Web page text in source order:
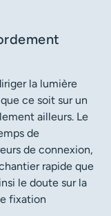
la lumière
ce soit sur un
ailleurs. Le
de
de connexion,
rapide que
le doute sur la
fixation